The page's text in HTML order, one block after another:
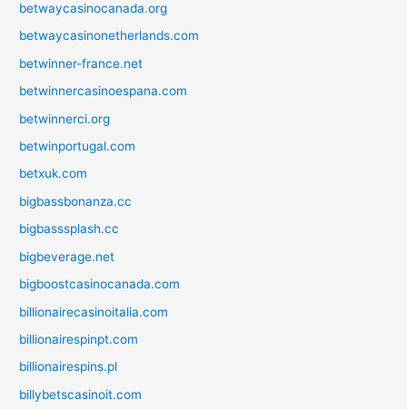
betwaycasinocanada.org
betwaycasinonetherlands.com
betwinner-france.net
betwinnercasinoespana.com
betwinnerci.org
betwinportugal.com
betxuk.com
bigbassbonanza.cc
bigbasssplash.cc
bigbeverage.net
bigboostcasinocanada.com
billionairecasinoitalia.com
billionairespinpt.com
billionairespins.pl
billybetscasinoit.com